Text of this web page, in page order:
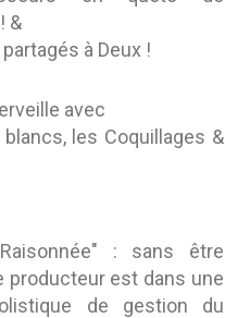
&
à Deux !
avec
les Coquillages &
: sans être
producteur est dans une
de gestion du